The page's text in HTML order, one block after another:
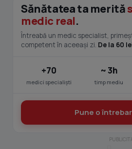
Sănătatea ta merită
medic real.
Întreabă un medic specialist,
competent în aceeași zi. De la 60
+70
medici specialiști
~ 3h
timp mediu
Pune o